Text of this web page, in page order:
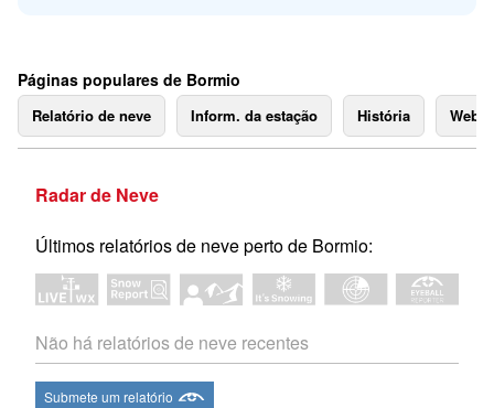
Páginas populares de Bormio
Relatório de neve Inform. da estação História
Radar de Neve
Últimos relatórios de neve perto de Bormio:
Não há relatórios de neve recentes
Submete um relatório